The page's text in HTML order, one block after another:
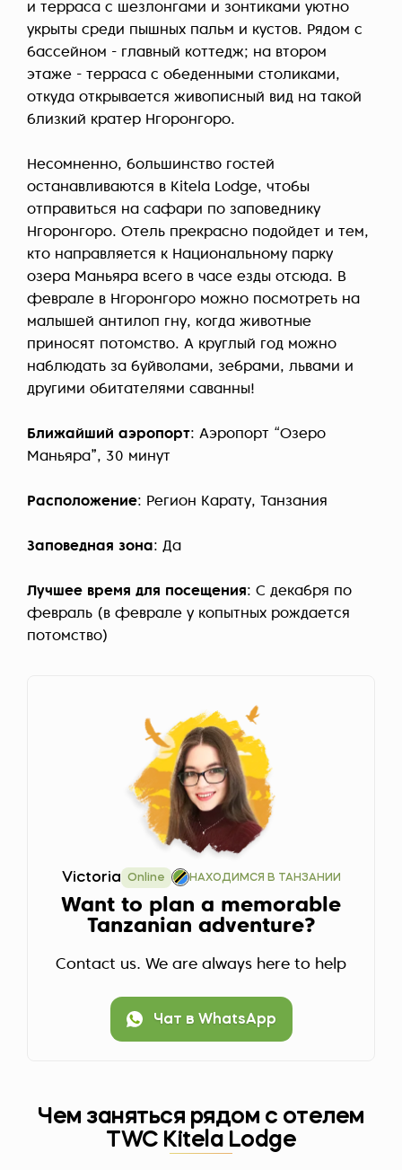
и терраса с шезлонгами и зонтиками уютно
укрыты среди пышных пальм и кустов. Рядом с
бассейном - главный коттедж; на втором
этаже - терраса с обеденными столиками,
откуда открывается живописный вид на такой
близкий кратер Нгоронгоро.
Несомненно, большинство гостей
останавливаются в Kitela Lodge, чтобы
отправиться на сафари по заповеднику
Нгоронгоро. Отель прекрасно подойдет и тем,
кто направляется к Национальному парку
озера Маньяра всего в часе езды отсюда. В
феврале в Нгоронгоро можно посмотреть на
малышей антилоп гну, когда животные
приносят потомство. А круглый год можно
наблюдать за буйволами, зебрами, львами и
другими обитателями саванны!
Ближайший аэропорт: Аэропорт “Озеро
Маньяра”, 30 минут
Расположение: Регион Карату, Танзания
Заповедная зона: Да
Лучшее время для посещения: С декабря по
февраль (в феврале у копытных рождается
потомство)
Victoria Online НАХОДИМСЯ В ТАНЗАНИИ
Want to plan a memorable
Tanzanian adventure?
Contact us. We are always here to help
Чат в WhatsApp
Чем заняться рядом с отелем
TWC Kitela Lodge